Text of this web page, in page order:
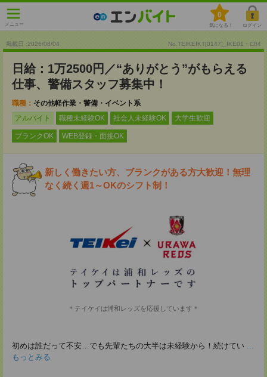
メニュー
0
気になる！ ログイン
掲載日 :2026/08/04 No.TEIKEIKT[0147]_IKE01・C04
日給：1万2500円／“ありがとう”がもらえる
仕事、警備スタッフ募集中！
職種： その他軽作業・警備・イベント系
アルバイト
職種未経験OK 社会人未経験OK 大学生歓迎
ブランクOK WEB登録・面接OK
新しく働きたい方、ブランクがある方大歓迎！無理
なく続く週1～OKのシフト制！
＊テイケイは浦和レッズを応援しています＊
初めは誰だって不安…でも先輩たちの大半は未経験から！続けてい ...
もっとみる